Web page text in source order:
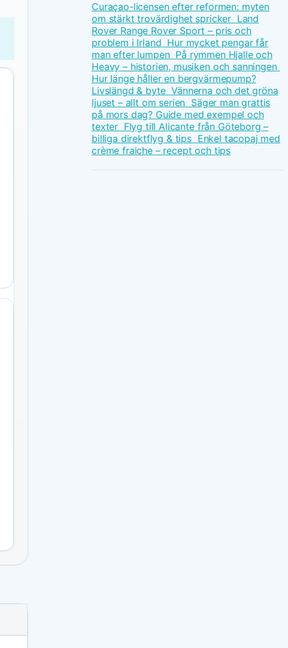
Curaçao-licensen efter reformen: myten
om stärkt trovärdighet spricker Land
Rover Range Rover Sport – pris och
problem i Irland Hur mycket pengar får
man efter lumpen På rymmen Hjalle och
Heavy – historien, musiken och sanningen
Hur länge håller en bergvärmepump?
Livslängd & byte Vännerna och det gröna
ljuset – allt om serien Säger man grattis
på mors dag? Guide med exempel och
texter Flyg till Alicante från Göteborg –
billiga direktflyg & tips Enkel tacopaj med
crème fraiche – recept och tips